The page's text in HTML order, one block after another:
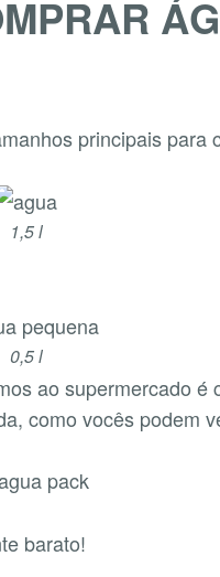
principais para
1,5 l
0,5 l
ao supermercado é
como vocês podem
barato!